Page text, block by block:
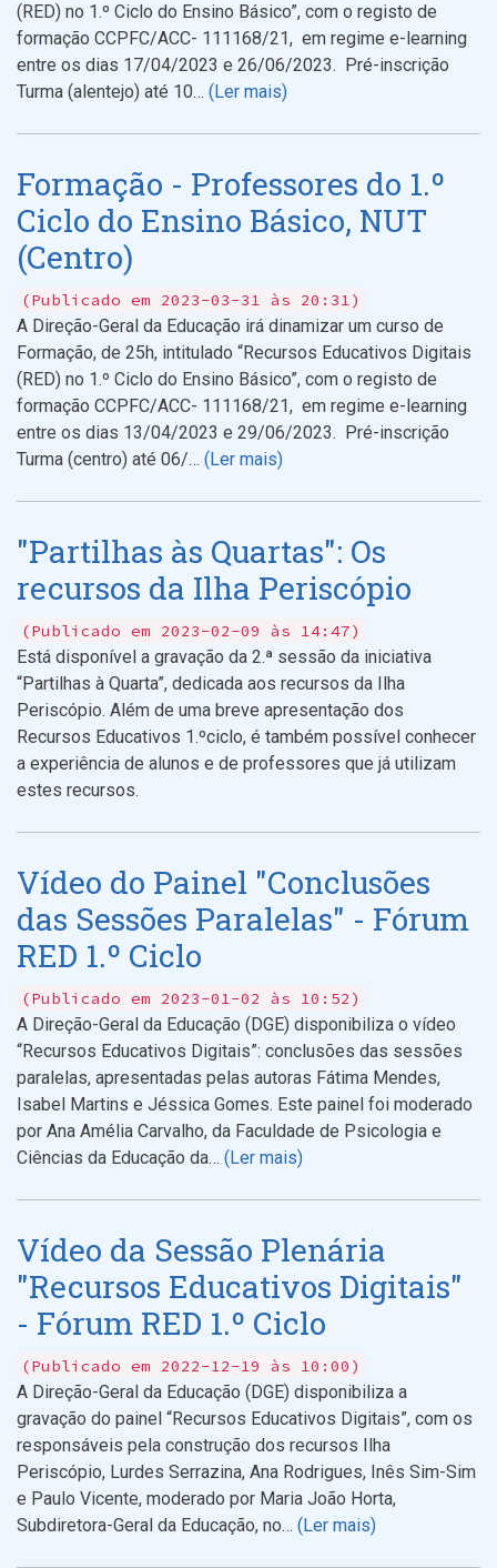
(RED) no 1.º Ciclo do Ensino Básico”, com o registo de
formação CCPFC/ACC- 111168/21, em regime e-learning
entre os dias 17/04/2023 e 26/06/2023. Pré-inscrição
Turma (alentejo) até 10… (Ler mais)
Formação - Professores do 1.º
Ciclo do Ensino Básico, NUT
(Centro)
(Publicado em 2023-03-31 às 20:31)
A Direção-Geral da Educação irá dinamizar um curso de
Formação, de 25h, intitulado “Recursos Educativos Digitais
(RED) no 1.º Ciclo do Ensino Básico”, com o registo de
formação CCPFC/ACC- 111168/21, em regime e-learning
entre os dias 13/04/2023 e 29/06/2023. Pré-inscrição
Turma (centro) até 06/… (Ler mais)
"Partilhas às Quartas": Os
recursos da Ilha Periscópio
(Publicado em 2023-02-09 às 14:47)
Está disponível a gravação da 2.ª sessão da iniciativa
“Partilhas à Quarta”, dedicada aos recursos da Ilha
Periscópio. Além de uma breve apresentação dos
Recursos Educativos 1.ºciclo, é também possível conhecer
a experiência de alunos e de professores que já utilizam
estes recursos.
Vídeo do Painel "Conclusões
das Sessões Paralelas" - Fórum
RED 1.º Ciclo
(Publicado em 2023-01-02 às 10:52)
A Direção-Geral da Educação (DGE) disponibiliza o vídeo
“Recursos Educativos Digitais”: conclusões das sessões
paralelas, apresentadas pelas autoras Fátima Mendes,
Isabel Martins e Jéssica Gomes. Este painel foi moderado
por Ana Amélia Carvalho, da Faculdade de Psicologia e
Ciências da Educação da… (Ler mais)
Vídeo da Sessão Plenária
"Recursos Educativos Digitais"
- Fórum RED 1.º Ciclo
(Publicado em 2022-12-19 às 10:00)
A Direção-Geral da Educação (DGE) disponibiliza a
gravação do painel “Recursos Educativos Digitais”, com os
responsáveis pela construção dos recursos Ilha
Periscópio, Lurdes Serrazina, Ana Rodrigues, Inês Sim-Sim
e Paulo Vicente, moderado por Maria João Horta,
Subdiretora-Geral da Educação, no… (Ler mais)